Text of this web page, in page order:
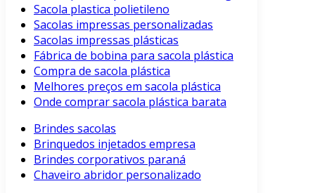
Sacola plastica polietileno
Sacolas impressas personalizadas
Sacolas impressas plásticas
Fábrica de bobina para sacola plástica
Compra de sacola plástica
Melhores preços em sacola plástica
Onde comprar sacola plástica barata
Brindes sacolas
Brinquedos injetados empresa
Brindes corporativos paraná
Chaveiro abridor personalizado